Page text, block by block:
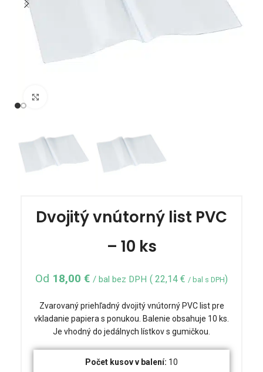
Dvojitý vnútorný list PVC
– 10 ks
Od 18,00 € / bal bez DPH ( 22,14 € / bal s DPH)
Zvarovaný priehľadný dvojitý vnútorný PVC list pre
vkladanie papiera s ponukou. Balenie obsahuje 10 ks.
Je vhodný do jedálnych lístkov s gumičkou.
Počet kusov v balení: 10